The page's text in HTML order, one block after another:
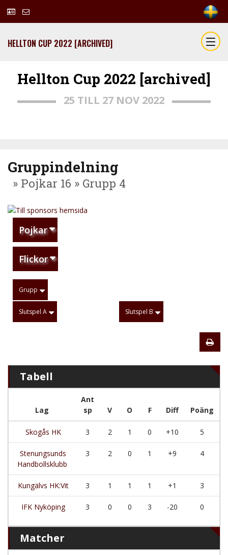
HELLTON CUP 2022 [ARCHIVED]
Hellton Cup 2022 [archived]
25 TILL 27 NOV 2022
Gruppindelning
» Pojkar 16 » Grupp 4
Pojkar
Flickor
Grupp
Slutspel A Slutspel B
Tabell
Lag
Ant
sp
V O F Diff Poäng
Skogås HK 3 2 1 0 +10 5
Stenungsunds
Handbollsklubb
3 2 0 1 +9 4
Kungälvs HK:Vit 3 1 1 1 +1 3
IFK Nyköping 3 0 0 3 -20 0
Matcher